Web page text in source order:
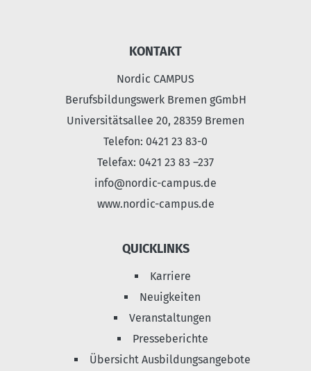
KONTAKT
Nordic CAMPUS
Berufsbildungswerk Bremen gGmbH
Universitätsallee 20, 28359 Bremen
Telefon: 0421 23 83-0
Telefax: 0421 23 83 –237
info@nordic-campus.de
www.nordic-campus.de
QUICKLINKS
Karriere
Neuigkeiten
Veranstaltungen
Presseberichte
Übersicht Ausbildungsangebote